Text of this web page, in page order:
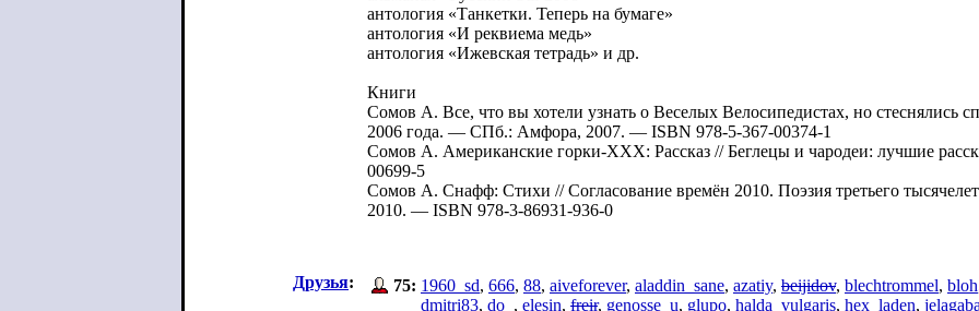
антология «Танкетки. Теперь на бумаге»
антология «И реквиема медь»
антология «Ижевская тетрадь» и др.
Книги
Сомов А. Все, что вы хотели узнать о Веселых Велосипедистах, но стеснялись
2006 года. — СПб.: Амфора, 2007. — ISBN 978-5-367-00374-1
Сомов А. Американские горки-ХХХ: Расcказ // Беглецы и чародеи: лучшие
00699-5
Сомов А. Снафф: Стихи // Согласование времён 2010. Поэзия третьего
2010. — ISBN 978-3-86931-936-0
Друзья: 75: 1960_sd, 666, 88, aiveforever, aladdin_sane, azatiy, beijidov, blechtrommel, bloh
dmitri83, do_ , elesin, freir, genosse_u, glupo, halda_vulgaris, hex_laden,